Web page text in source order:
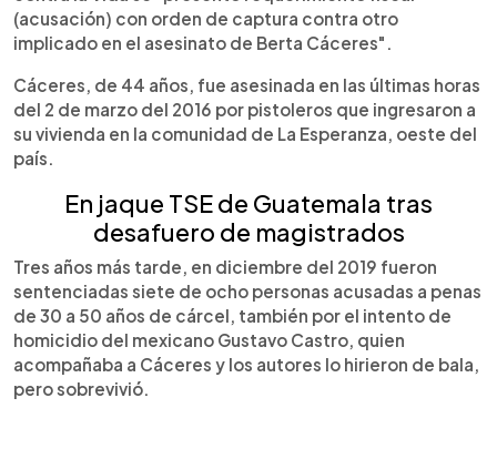
(acusación) con orden de captura contra otro
implicado en el asesinato de Berta Cáceres".
Cáceres, de 44 años, fue asesinada en las últimas horas
del 2 de marzo del 2016 por pistoleros que ingresaron a
su vivienda en la comunidad de La Esperanza, oeste del
país.
En jaque TSE de Guatemala tras
desafuero de magistrados
Tres años más tarde, en diciembre del 2019 fueron
sentenciadas siete de ocho personas acusadas a penas
de 30 a 50 años de cárcel, también por el intento de
homicidio del mexicano Gustavo Castro, quien
acompañaba a Cáceres y los autores lo hirieron de bala,
pero sobrevivió.